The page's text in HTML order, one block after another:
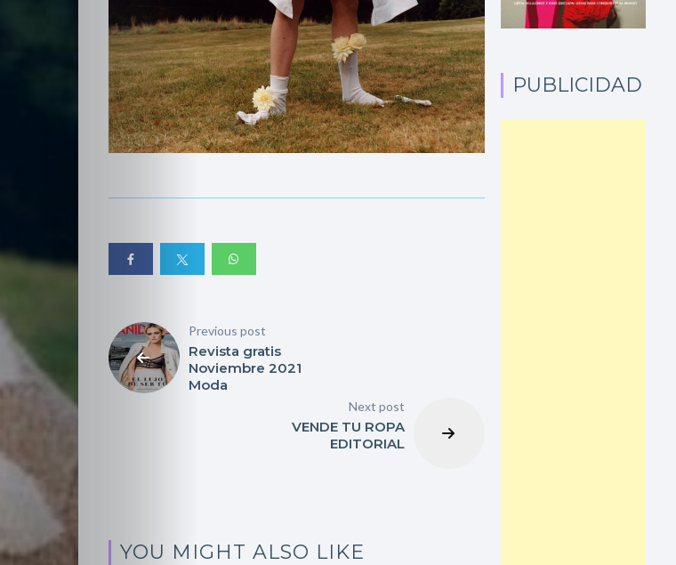
Previous post
Revista gratis
Noviembre 2021
Moda
Next post
VENDE TU ROPA
EDITORIAL
YOU MIGHT ALSO LIKE
PUBLICIDAD